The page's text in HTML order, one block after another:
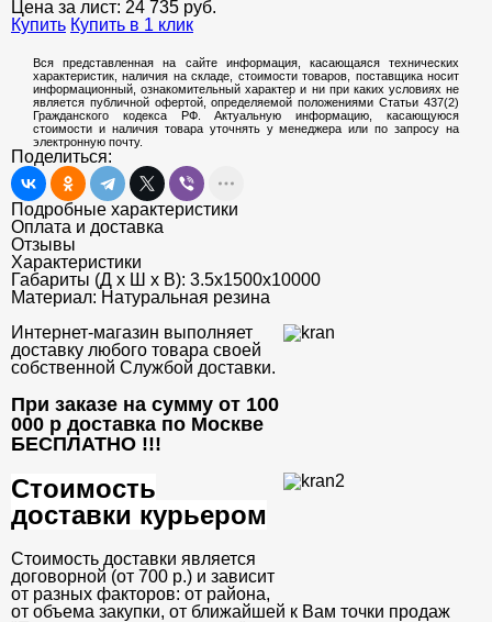
Цена за лист: 24 735 руб.
Купить Купить в 1 клик
Вся представленная на сайте информация, касающаяся технических
характеристик, наличия на складе, стоимости товаров, поставщика носит
информационный, ознакомительный характер и ни при каких условиях не
является публичной офертой, определяемой положениями Статьи 437(2)
Гражданского кодекса РФ. Актуальную информацию, касающуюся
стоимости и наличия товара уточнять у менеджера или по запросу на
электронную почту.
Поделиться:
Подробные характеристики
Оплата и доставка
Отзывы
Характеристики
Габариты (Д х Ш х В): 3.5х1500х10000
Материал: Натуральная резина
Интернет-магазин выполняет
доставку любого товара своей
собственной Службой доставки.
При заказе на сумму от 100
000 р доставка по Москве
БЕСПЛАТНО !!!
Стоимость
доставки курьером
Стоимость доставки является
договорной (от 700 р.) и зависит
от разных факторов: от района,
от объема закупки, от ближайшей к Вам точки продаж